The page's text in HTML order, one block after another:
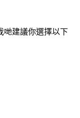
哋建議你選擇以下